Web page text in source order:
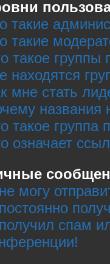
такие
такие
такое группы
находятся
мне стать
названия
такое группа
означает
могу
спам